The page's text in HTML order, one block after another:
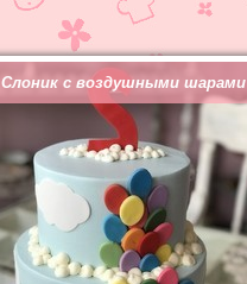
Слоник с воздушными шарами